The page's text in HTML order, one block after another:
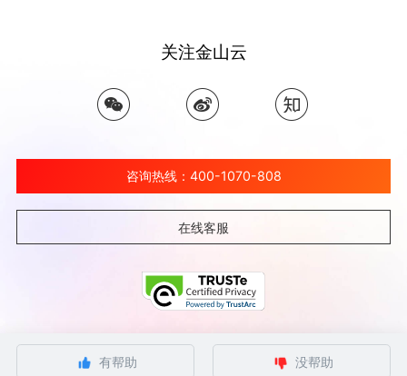
有帮助 没帮助
关注金山云
咨询热线：400-1070-808
在线客服
©北京金山云网络技术有限公司 2026 Ksyun All Rights Reserved Kingsoft Corp.